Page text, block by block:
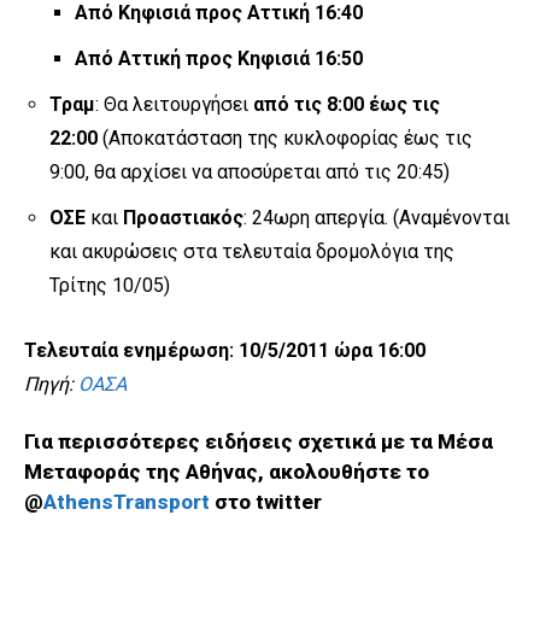
Από Κηφισιά προς Αττική 16:40
Από Αττική προς Κηφισιά 16:50
Τραμ: Θα λειτουργήσει από τις 8:00 έως τις
22:00 (Αποκατάσταση της κυκλοφορίας έως τις
9:00, θα αρχίσει να αποσύρεται από τις 20:45)
ΟΣΕ και Προαστιακός: 24ωρη απεργία. (Αναμένονται
και ακυρώσεις στα τελευταία δρομολόγια της
Τρίτης 10/05)
Τελευταία ενημέρωση: 10/5/2011 ώρα 16:00
Πηγή: ΟΑΣΑ
Για περισσότερες ειδήσεις σχετικά με τα Μέσα
Μεταφοράς της Αθήνας, ακολουθήστε το
@AthensTransport στο twitter